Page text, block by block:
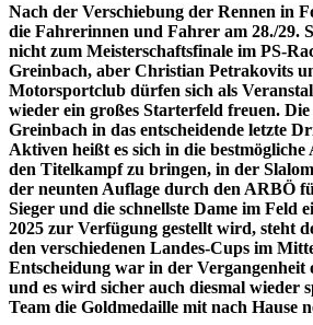
Nach der Verschiebung der Rennen in
die Fahrerinnen und Fahrer am 28./29.
nicht zum Meisterschaftsfinale im PS-
Greinbach, aber Christian Petrakovits
Motorsportclub dürfen sich als
wieder ein großes Starterfeld freuen.
Greinbach in das entscheidende letzte
Aktiven heißt es sich in die
den Titelkampf zu bringen, in der
der neunten Auflage durch den ARBÖ
Sieger und die schnellste Dame im Feld
2025 zur Verfügung gestellt wird, steht
den verschiedenen Landes-Cups im
Entscheidung war in der Vergangenheit
und es wird sicher auch diesmal wieder
Team die Goldmedaille mit nach